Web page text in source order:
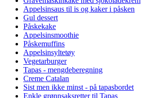
Appelsinsaus til is og kaker i påsken
Gul dessert
Påskekake
Appelsinsmoothie
Påskemuffins
Appelsinsyltetøy
Vegetarburger
Tapas - mengdeberegning
Creme Catalan
Sist men ikke minst - på tapasbordet
Enkle grønnsaksretter til Tapas